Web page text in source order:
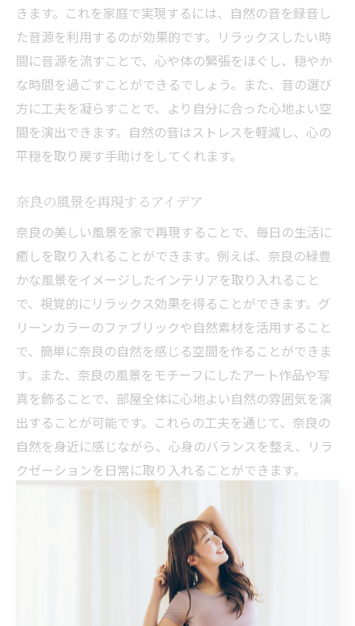
きます。これを家庭で実現するには、自然の音を録音し
た音源を利用するのが効果的です。リラックスしたい時
間に音源を流すことで、心や体の緊張をほぐし、穏やか
な時間を過ごすことができるでしょう。また、音の選び
方に工夫を凝らすことで、より自分に合った心地よい空
間を演出できます。自然の音はストレスを軽減し、心の
平穏を取り戻す手助けをしてくれます。
奈良の風景を再現するアイデア
奈良の美しい風景を家で再現することで、毎日の生活に
癒しを取り入れることができます。例えば、奈良の緑豊
かな風景をイメージしたインテリアを取り入れること
で、視覚的にリラックス効果を得ることができます。グ
リーンカラーのファブリックや自然素材を活用すること
で、簡単に奈良の自然を感じる空間を作ることができま
す。また、奈良の風景をモチーフにしたアート作品や写
真を飾ることで、部屋全体に心地よい自然の雰囲気を演
出することが可能です。これらの工夫を通じて、奈良の
自然を身近に感じながら、心身のバランスを整え、リラ
クゼーションを日常に取り入れることができます。
家庭でできる奈良県風リラクゼー
ションの始め方